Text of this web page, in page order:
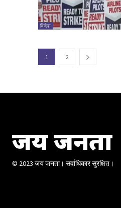
विदेश
1 2
जय जनता
© 2023 जय जनता। सर्वाधिकार सुरक्षित।